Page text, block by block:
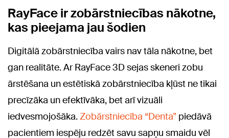
RayFace ir zobārstniecības nākotne,
kas pieejama jau šodien
Digitālā zobārstniecība vairs nav tāla nākotne, bet
gan realitāte. Ar RayFace 3D sejas skeneri zobu
ārstēšana un estētiskā zobārstniecība kļūst ne tikai
precīzāka un efektīvāka, bet arī vizuāli
iedvesmojošāka.Zobārstniecība “Denta” piedāvā
pacientiem iespēju redzēt savu sapņu smaidu vēl